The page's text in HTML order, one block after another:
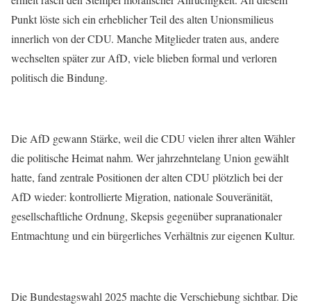
Punkt löste sich ein erheblicher Teil des alten Unionsmilieus
innerlich von der CDU. Manche Mitglieder traten aus, andere
wechselten später zur AfD, viele blieben formal und verloren
politisch die Bindung.
Die AfD gewann Stärke, weil die CDU vielen ihrer alten Wähler
die politische Heimat nahm. Wer jahrzehntelang Union gewählt
hatte, fand zentrale Positionen der alten CDU plötzlich bei der
AfD wieder: kontrollierte Migration, nationale Souveränität,
gesellschaftliche Ordnung, Skepsis gegenüber supranationaler
Entmachtung und ein bürgerliches Verhältnis zur eigenen Kultur.
Die Bundestagswahl 2025 machte die Verschiebung sichtbar. Die